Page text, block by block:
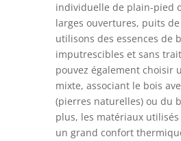
individuelle de plain-pied
larges ouvertures, puits
utilisons des essences de
imputrescibles et sans
pouvez également choisir
mixte, associant le bois
(pierres naturelles) ou du
plus, les matériaux
un grand confort